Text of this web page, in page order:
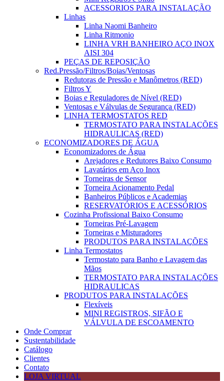
ACESSORIOS PARA INSTALAÇÃO
Linhas
Linha Naomi Banheiro
Linha Ritmonio
LINHA VRH BANHEIRO AÇO INOX
AISI 304
PEÇAS DE REPOSIÇÃO
Red.Pressão/Filtros/Boias/Ventosas
Redutoras de Pressão e Manômetros (RED)
Filtros Y
Boias e Reguladores de Nível (RED)
Ventosas e Válvulas de Segurança (RED)
LINHA TERMOSTATOS RED
TERMOSTATO PARA INSTALAÇÕES
HIDRAULICAS (RED)
ECONOMIZADORES DE ÁGUA
Economizadores de Água
Arejadores e Redutores Baixo Consumo
Lavatários em Aço Inox
Torneiras de Sensor
Torneira Acionamento Pedal
Banheiros Públicos e Academias
RESERVATÓRIOS E ACESSÓRIOS
Cozinha Profissional Baixo Consumo
Torneiras Pré-Lavagem
Torneiras e Misturadores
PRODUTOS PARA INSTALAÇÕES
Linha Termostatos
Termostato para Banho e Lavagem das
Mãos
TERMOSTATO PARA INSTALAÇÕES
HIDRAULICAS
PRODUTOS PARA INSTALAÇÕES
Flexíveis
MINI REGISTROS, SIFÃO E
VÁLVULA DE ESCOAMENTO
Onde Comprar
Sustentabilidade
Catálogo
Clientes
Contato
LOJA VIRTUAL